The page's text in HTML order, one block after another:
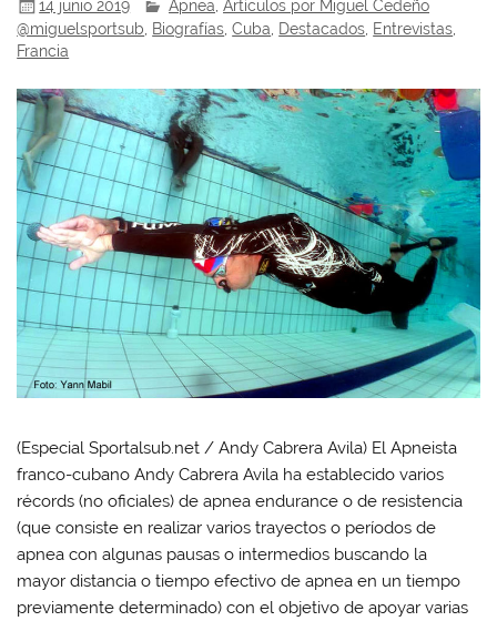
14 junio 2019 Apnea ,Artículos por Miguel Cedeño
@miguelsportsub
Biografías ,Cuba Destacados Entrevistas
Francia
(Especial Sportalsub.net / Andy Cabrera Avila) El Apneista
franco-cubano Andy Cabrera Avila ha establecido varios
récords (no oficiales) de apnea endurance o de resistencia
(que consiste en realizar varios trayectos o períodos de
apnea con algunas pausas o intermedios buscando la
mayor distancia o tiempo efectivo de apnea en un tiempo
previamente determinado) con el objetivo de apoyar varias